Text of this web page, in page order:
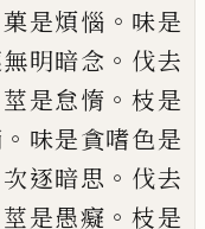
菓是煩惱 。 味是
明暗念 。 伐去
莖是怠惰 。枝是
。 味是貪嗜色是
次逐暗思 。 伐去
莖是愚癡 。枝是